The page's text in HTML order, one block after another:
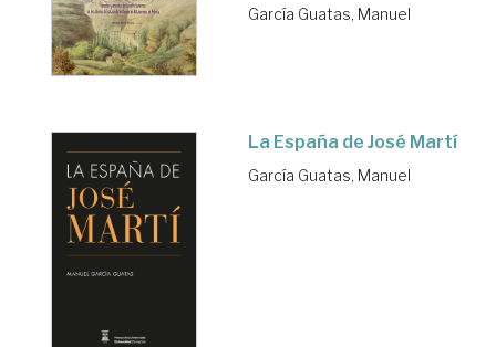
García Guatas, Manuel
La España de José Martí
García Guatas, Manuel